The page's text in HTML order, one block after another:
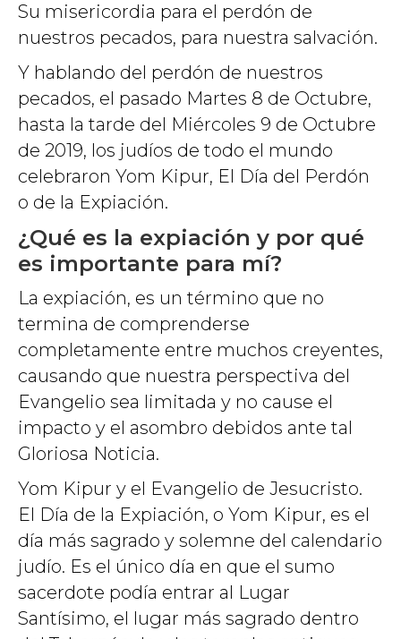
Su misericordia para el perdón de
nuestros pecados, para nuestra salvación.
Y hablando del perdón de nuestros
pecados, el pasado Martes 8 de Octubre,
hasta la tarde del Miércoles 9 de Octubre
de 2019, los judíos de todo el mundo
celebraron Yom Kipur, El Día del Perdón
o de la Expiación.
¿Qué es la expiación y por qué
es importante para mí?
La expiación, es un término que no
termina de comprenderse
completamente entre muchos creyentes,
causando que nuestra perspectiva del
Evangelio sea limitada y no cause el
impacto y el asombro debidos ante tal
Gloriosa Noticia.
Yom Kipur y el Evangelio de Jesucristo.
El Día de la Expiación, o Yom Kipur, es el
día más sagrado y solemne del calendario
judío. Es el único día en que el sumo
sacerdote podía entrar al Lugar
Santísimo, el lugar más sagrado dentro